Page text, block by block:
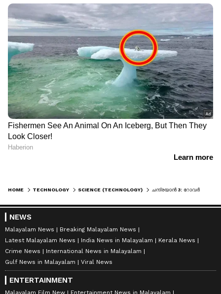
HOME TECHNOLOGY SCIENCE (TECHNOLOGY)
NEWS
Malayalam News
Breaking Malayalam News
Latest Malayalam News
India News in Malayalam
Kerala News
Crime News
International News in Malayalam
Gulf News in Malayalam
Viral News
ENTERTAINMENT